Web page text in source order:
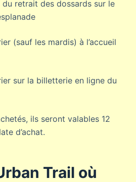
du retrait des dossards sur le
(sauf les mardis) à l’accueil
sur la billetterie en ligne du
ils seront valables 12
d’achat.
Trail où